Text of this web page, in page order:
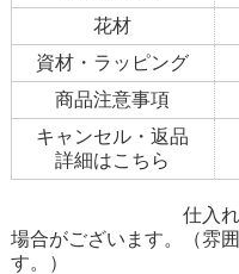
花材
資材・ラッピング
商品注意事項
キャンセル・返品
詳細はこちら
仕入れ状況によ
場合がございます。（雰
す。）